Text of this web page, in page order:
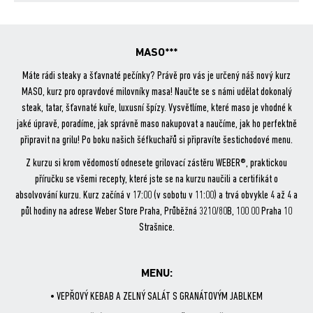
MASO***
Máte rádi steaky a šťavnaté pečínky? Právě pro vás je určený náš nový kurz
MASO, kurz pro opravdové milovníky masa! Naučte se s námi udělat dokonalý
steak, tatar, šťavnaté kuře, luxusní špízy. Vysvětlíme, které maso je vhodné k
jaké úpravě, poradíme, jak správně maso nakupovat a naučíme, jak ho perfektně
připravit na grilu! Po boku našich šéfkuchařů si připravíte šestichodové menu.
Z kurzu si krom vědomostí odnesete grilovací zástěru WEBER®, praktickou
příručku se všemi recepty, které jste se na kurzu naučili a certifikát o
absolvování kurzu. Kurz začíná v 17:00 (v sobotu v 11:00) a trvá obvykle 4 až 4 a
půl hodiny na adrese Weber Store Praha, Průběžná 3210/80B, 100 00 Praha 10
Strašnice.
MENU:
• VEPŘOVÝ KEBAB A ZELNÝ SALÁT S GRANÁTOVÝM JABLKEM